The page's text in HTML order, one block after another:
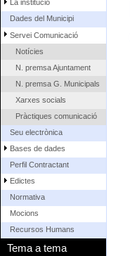
La institució
Dades del Municipi
Servei Comunicació
Notícies
N. premsa Ajuntament
N. premsa G. Municipals
Xarxes socials
Pràctiques comunicació
Seu electrònica
Bases de dades
Perfil Contractant
Edictes
Normativa
Mocions
Recursos Humans
Tema a tema